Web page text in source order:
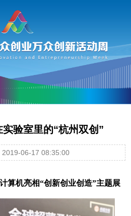
验室里的“杭州双创”
2019-06-17 08:35:00
算机亮相“创新创业创造”主题展